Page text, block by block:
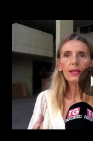
INFO AZIENDE
ABBONATI
NECROLOGI
PUBBLICITÀ
SPIAGGE